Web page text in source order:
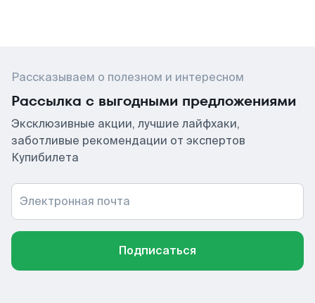
Рассказываем о полезном и интересном
Рассылка с выгодными предложениями
Эксклюзивные акции, лучшие лайфхаки,
заботливые рекомендации от экспертов
Купибилета
Электронная почта
Подписаться